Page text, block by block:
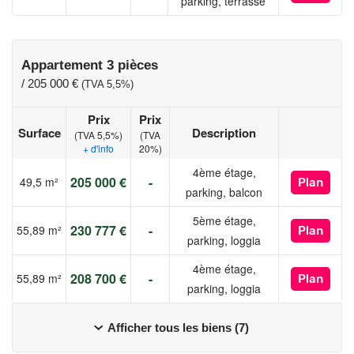
Appartement 3 pièces
/ 205 000 € (TVA 5,5%)
Surface
Prix
(TVA 5,5%)
+ d'info
Prix
(TVA
20%)
Description
49,5 m² 205 000 € -
4ème étage,
parking, balcon
Plan
55,89 m² 230 777 € -
5ème étage,
parking, loggia
Plan
55,89 m² 208 700 € -
4ème étage,
parking, loggia
Plan
Afficher tous les biens (7)